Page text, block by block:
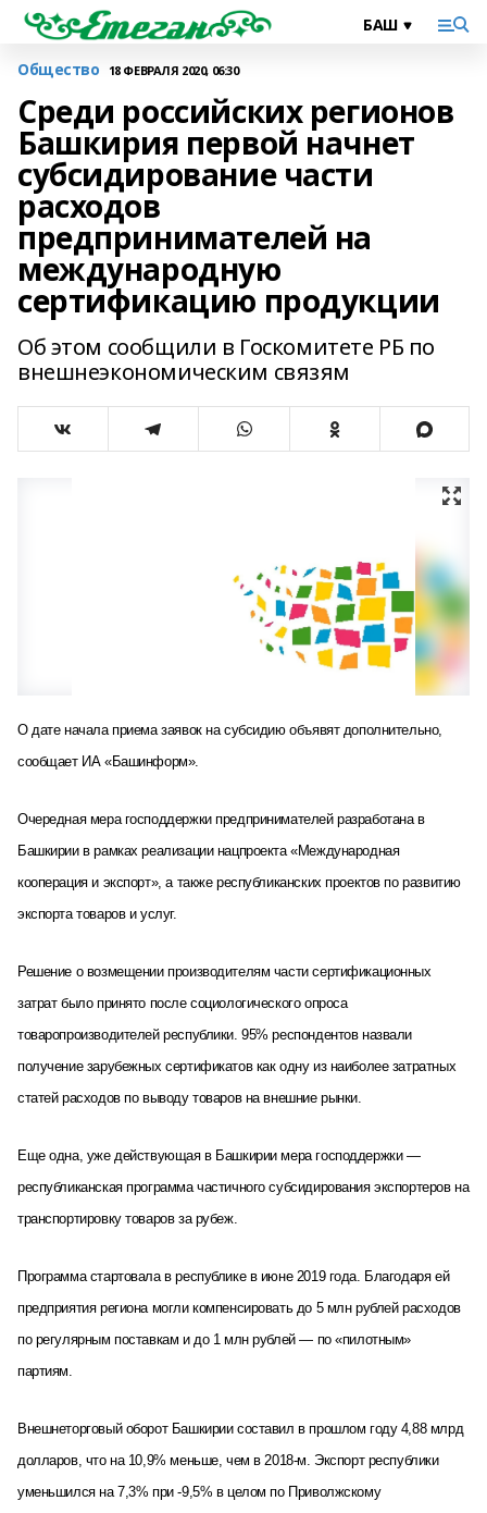
Общество 18 ФЕВРАЛЯ 2020, 06:30
Среди российских регионов
Башкирия первой начнет
субсидирование части
расходов
предпринимателей на
международную
сертификацию продукции
Об этом сообщили в Госкомитете РБ по
внешнеэкономическим связям
О дате начала приема заявок на субсидию объявят дополнительно,
сообщает ИА «Башинформ».
Очередная мера господдержки предпринимателей разработана в
Башкирии в рамках реализации нацпроекта «Международная
кооперация и экспорт», а также республиканских проектов по развитию
экспорта товаров и услуг.
Решение о возмещении производителям части сертификационных
затрат было принято после социологического опроса
товаропроизводителей республики. 95% респондентов назвали
получение зарубежных сертификатов как одну из наиболее затратных
статей расходов по выводу товаров на внешние рынки.
Еще одна, уже действующая в Башкирии мера господдержки —
республиканская программа частичного субсидирования экспортеров на
транспортировку товаров за рубеж.
Программа стартовала в республике в июне 2019 года. Благодаря ей
предприятия региона могли компенсировать до 5 млн рублей расходов
по регулярным поставкам и до 1 млн рублей — по «пилотным»
партиям.
Внешнеторговый оборот Башкирии составил в прошлом году 4,88 млрд
долларов, что на 10,9% меньше, чем в 2018-м. Экспорт республики
уменьшился на 7,3% при -9,5% в целом по Приволжскому